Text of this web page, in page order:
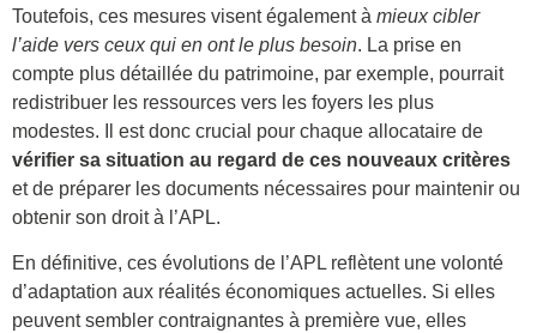
Toutefois, ces mesures visent également à mieux cibler
l’aide vers ceux qui en ont le plus besoin. La prise en
compte plus détaillée du patrimoine, par exemple, pourrait
redistribuer les ressources vers les foyers les plus
modestes. Il est donc crucial pour chaque allocataire de
vérifier sa situation au regard de ces nouveaux critères
et de préparer les documents nécessaires pour maintenir ou
obtenir son droit à l’APL.
En définitive, ces évolutions de l’APL reflètent une volonté
d’adaptation aux réalités économiques actuelles. Si elles
peuvent sembler contraignantes à première vue, elles